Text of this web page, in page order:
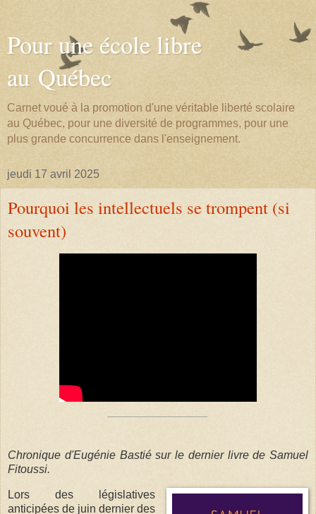
Pour une école libre
au Québec
Carnet voué à la promotion d'une véritable liberté scolaire
au Québec, pour une diversité de programmes, pour une
plus grande concurrence dans l'enseignement.
jeudi 17 avril 2025
Pourquoi les intellectuels se trompent (si
souvent)
Chronique d'Eugénie Bastié sur le dernier livre de Samuel
Fitoussi.
Lors des législatives
anticipées de juin dernier des